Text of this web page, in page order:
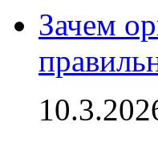
Зачем